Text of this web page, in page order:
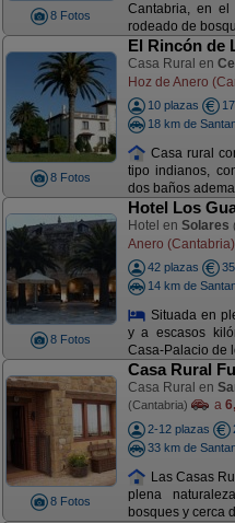
8 Fotos
Cantabria, en el
rodeado de
8 Fotos
El Rincón de
Casa Rural en
Hoz de Anero
10 plazas
18 km de
Casa rural
tipo indianos,
dos baños
8 Fotos
Hotel Los
Hotel en Solares
Anero (Cantabria)
42 plazas
14 km de
Situada en
y a escasos
Casa-Palacio de
8 Fotos
Casa Rural
Casa Rural en
(Cantabria) a
2-12 plazas
33 km de
Las Casas
plena
bosques y cerca